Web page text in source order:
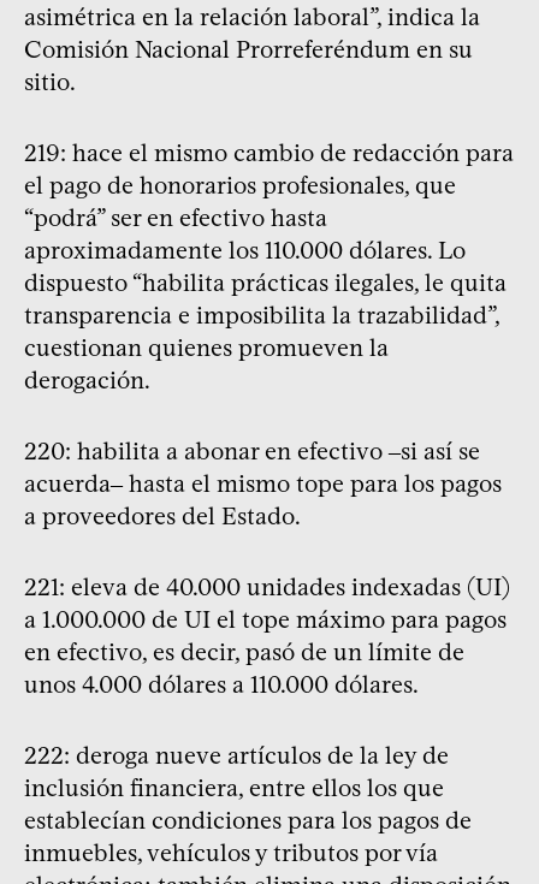
asimétrica en la relación laboral”, indica la
Comisión Nacional Prorreferéndum en su
sitio.
219: hace el mismo cambio de redacción para
el pago de honorarios profesionales, que
“podrá” ser en efectivo hasta
aproximadamente los 110.000 dólares. Lo
dispuesto “habilita prácticas ilegales, le quita
transparencia e imposibilita la trazabilidad”,
cuestionan quienes promueven la
derogación.
220: habilita a abonar en efectivo ‒si así se
acuerda‒ hasta el mismo tope para los pagos
a proveedores del Estado.
221: eleva de 40.000 unidades indexadas (UI)
a 1.000.000 de UI el tope máximo para pagos
en efectivo, es decir, pasó de un límite de
unos 4.000 dólares a 110.000 dólares.
222: deroga nueve artículos de la ley de
inclusión financiera, entre ellos los que
establecían condiciones para los pagos de
inmuebles, vehículos y tributos por vía